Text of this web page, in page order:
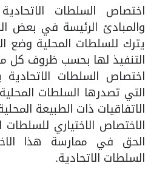
اختصاص السلطات
والمبادئ الرئيسة في بعض
يترك للسلطات المحلية وضع
التنفيذ لها بحسب ظروف كل
اختصاص السلطات الاتحادية
التي تصدرها السلطات
الاتفاقيات ذات الطبيعة
الاختصاص الاختياري
الحق في ممارسة هذا
السلطات الاتحادية.